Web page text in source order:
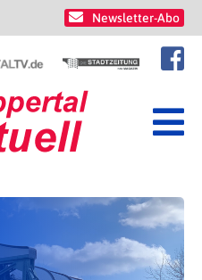
Newsletter-Abo